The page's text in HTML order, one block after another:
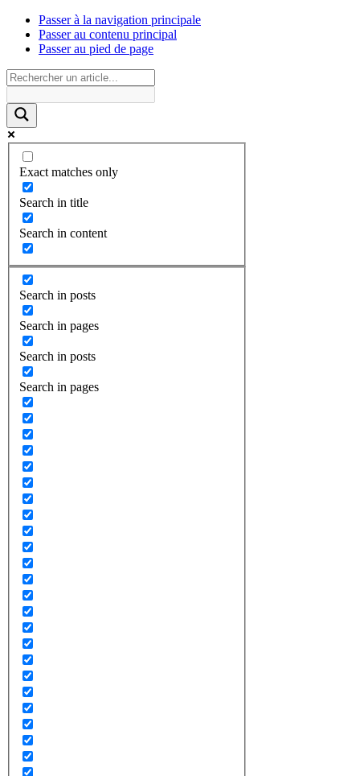
Passer à la navigation principale
Passer au contenu principal
Passer au pied de page
Exact matches only
Search in title
Search in content
Search in posts
Search in pages
Search in posts
Search in pages